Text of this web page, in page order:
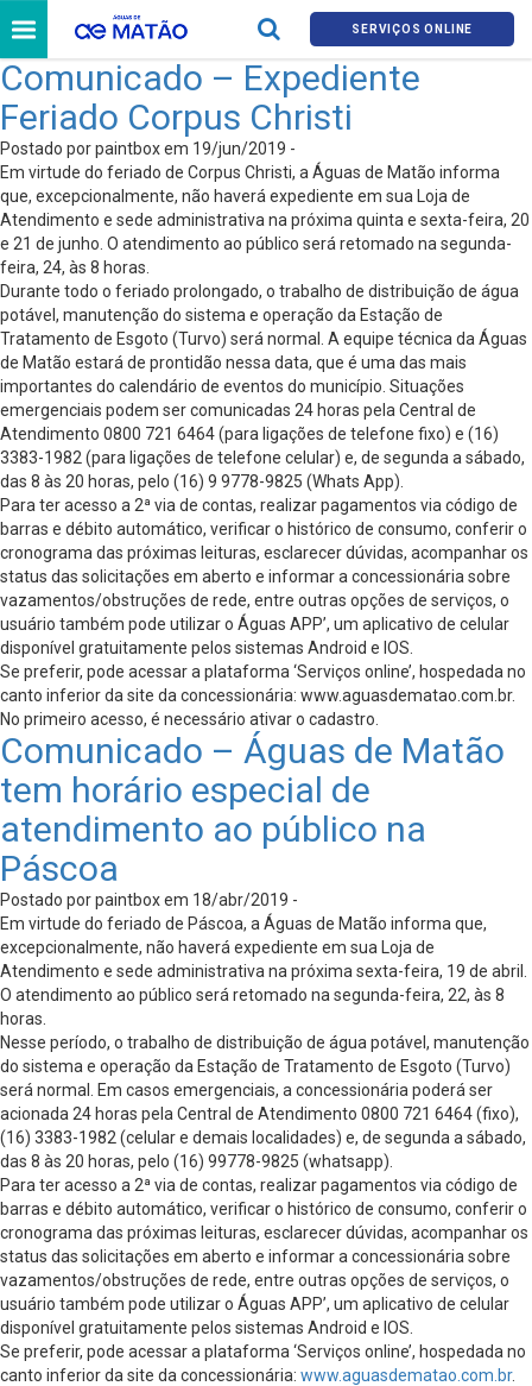
SERVIÇOS ONLINE
Comunicado – Expediente
Feriado Corpus Christi
Postado por paintbox em 19/jun/2019 -
Em virtude do feriado de Corpus Christi, a Águas de Matão informa
que, excepcionalmente, não haverá expediente em sua Loja de
Atendimento e sede administrativa na próxima quinta e sexta-feira, 20
e 21 de junho. O atendimento ao público será retomado na segunda-
feira, 24, às 8 horas.
Durante todo o feriado prolongado, o trabalho de distribuição de água
potável, manutenção do sistema e operação da Estação de
Tratamento de Esgoto (Turvo) será normal. A equipe técnica da Águas
de Matão estará de prontidão nessa data, que é uma das mais
importantes do calendário de eventos do município. Situações
emergenciais podem ser comunicadas 24 horas pela Central de
Atendimento 0800 721 6464 (para ligações de telefone fixo) e (16)
3383-1982 (para ligações de telefone celular) e, de segunda a sábado,
das 8 às 20 horas, pelo (16) 9 9778-9825 (Whats App).
Para ter acesso a 2ª via de contas, realizar pagamentos via código de
barras e débito automático, verificar o histórico de consumo, conferir o
cronograma das próximas leituras, esclarecer dúvidas, acompanhar os
status das solicitações em aberto e informar a concessionária sobre
vazamentos/obstruções de rede, entre outras opções de serviços, o
usuário também pode utilizar o Águas APP’, um aplicativo de celular
disponível gratuitamente pelos sistemas Android e IOS.
Se preferir, pode acessar a plataforma ‘Serviços online’, hospedada no
canto inferior da site da concessionária: www.aguasdematao.com.br.
No primeiro acesso, é necessário ativar o cadastro.
Comunicado – Águas de Matão
tem horário especial de
atendimento ao público na
Páscoa
Postado por paintbox em 18/abr/2019 -
Em virtude do feriado de Páscoa, a Águas de Matão informa que,
excepcionalmente, não haverá expediente em sua Loja de
Atendimento e sede administrativa na próxima sexta-feira, 19 de abril.
O atendimento ao público será retomado na segunda-feira, 22, às 8
horas.
Nesse período, o trabalho de distribuição de água potável, manutenção
do sistema e operação da Estação de Tratamento de Esgoto (Turvo)
será normal. Em casos emergenciais, a concessionária poderá ser
acionada 24 horas pela Central de Atendimento 0800 721 6464 (fixo),
(16) 3383-1982 (celular e demais localidades) e, de segunda a sábado,
das 8 às 20 horas, pelo (16) 99778-9825 (whatsapp).
Para ter acesso a 2ª via de contas, realizar pagamentos via código de
barras e débito automático, verificar o histórico de consumo, conferir o
cronograma das próximas leituras, esclarecer dúvidas, acompanhar os
status das solicitações em aberto e informar a concessionária sobre
vazamentos/obstruções de rede, entre outras opções de serviços, o
usuário também pode utilizar o Águas APP’, um aplicativo de celular
disponível gratuitamente pelos sistemas Android e IOS.
Se preferir, pode acessar a plataforma ‘Serviços online’, hospedada no
canto inferior da site da concessionária: www.aguasdematao.com.br.